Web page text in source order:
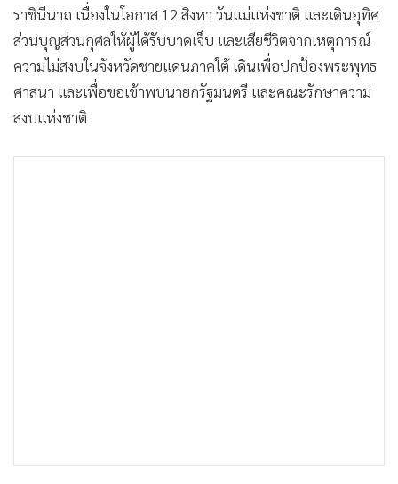
• อินโดจีน
• กองทุนรวม
• Celeb Online
• Factcheck
• ญี่ปุ่น
• News1
ราชินีนาถ เนื่องในโอกาส 12 สิงหา วันแม่แห่งชาติ และเดินอุทิศ
ส่วนบุญส่วนกุศลให้ผู้ได้รับบาดเจ็บ และเสียชีวิตจากเหตุการณ์
ความไม่สงบในจังหวัดชายแดนภาคใต้ เดินเพื่อปกป้องพระพุทธ
ศาสนา และเพื่อขอเข้าพบนายกรัฐมนตรี และคณะรักษาความ
สงบแห่งชาติ